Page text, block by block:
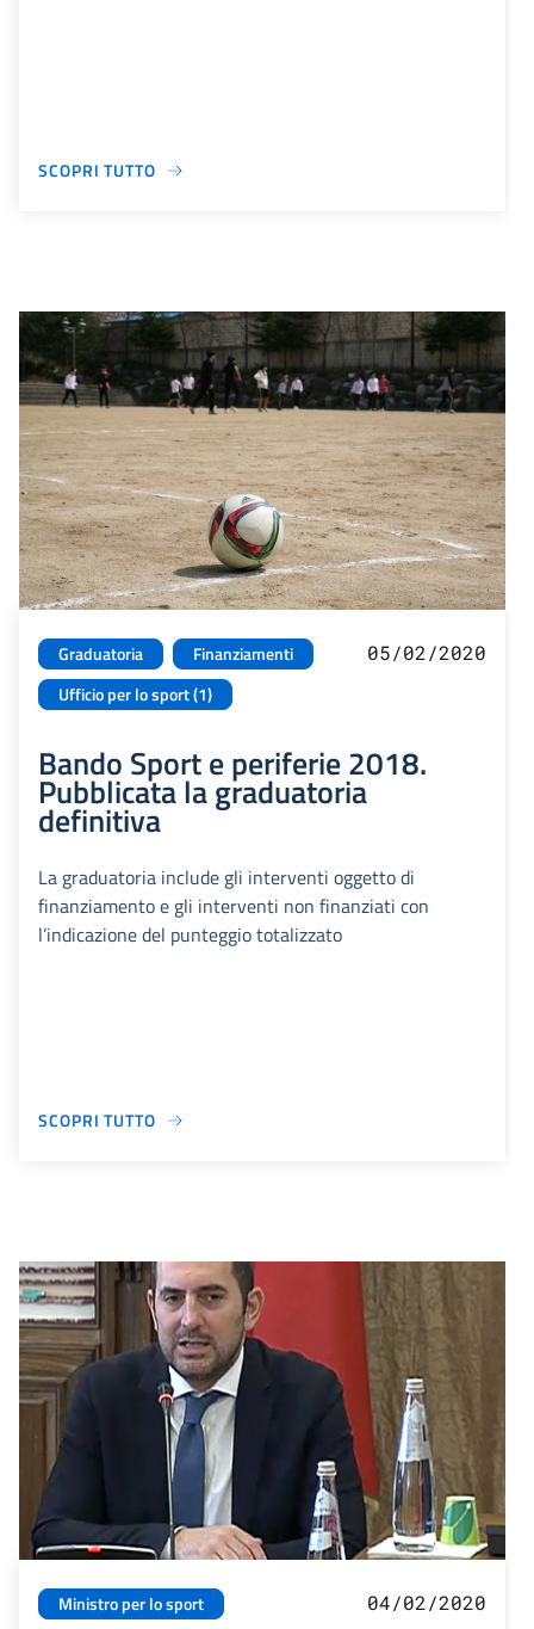
SCOPRI TUTTO
Graduatoria
Finanziamenti
Ufficio per lo sport (1)
05/02/2020
Bando Sport e periferie 2018.
Pubblicata la graduatoria
definitiva
La graduatoria include gli interventi oggetto di
finanziamento e gli interventi non finanziati con
l’indicazione del punteggio totalizzato
SCOPRI TUTTO
Ministro per lo sport 04/02/2020